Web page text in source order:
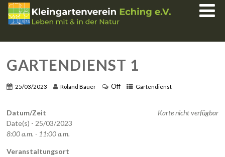
GARTENDIENST 1
25/03/2023 Roland Bauer Off Gartendienst
Karte nicht verfügbar
Datum/Zeit
Date(s) - 25/03/2023
8:00 a.m. - 11:00 a.m.
Veranstaltungsort